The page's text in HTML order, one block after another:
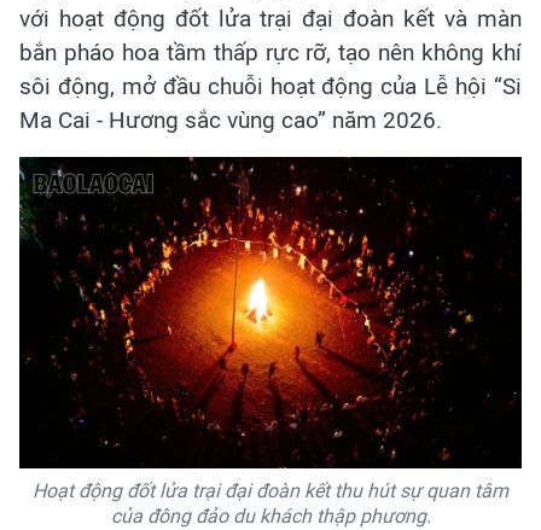
với hoạt động đốt lửa trại đại đoàn kết và màn
bắn pháo hoa tầm thấp rực rỡ, tạo nên không khí
sôi động, mở đầu chuỗi hoạt động của Lễ hội “Si
Ma Cai - Hương sắc vùng cao” năm 2026.
Hoạt động đốt lửa trại đại đoàn kết thu hút sự quan tâm
của đông đảo du khách thập phương.